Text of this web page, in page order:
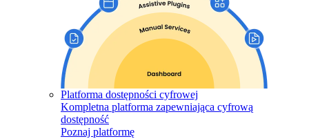
Platforma dostępności cyfrowej
Kompletna platforma zapewniająca cyfrową
dostępność
Poznaj platformę